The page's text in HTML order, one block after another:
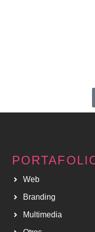
Web
Branding
Multimedia